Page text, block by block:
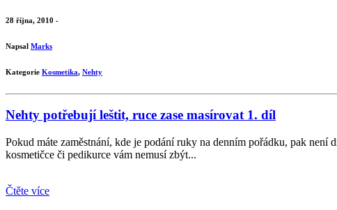
28 října, 2010 -
Napsal Marks
Kategorie Kosmetika, Nehty
Nehty potřebují leštit, ruce zase masírovat 1. díl
Pokud máte zaměstnání, kde je podání ruky na denním pořádku, pak není
kosmetičce či pedikurce vám nemusí zbýt...
Čtěte více